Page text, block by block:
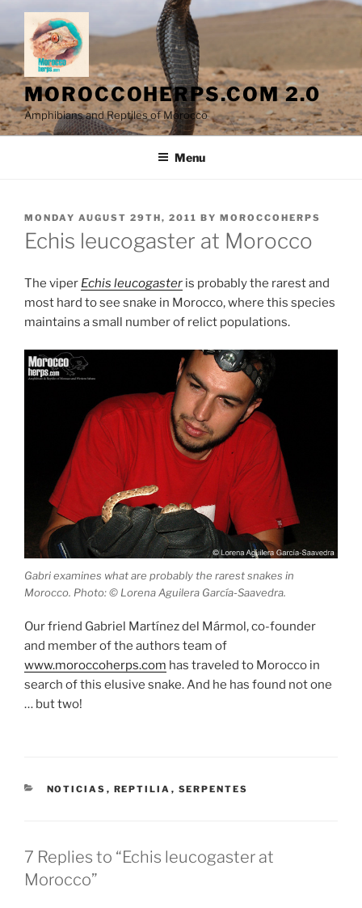
content
MOROCCOHERPS.COM 2.0
Amphibians and Reptiles of Morocco
Menu
POSTED
ON
MONDAY AUGUST 29TH, 2011 BY MOROCCOHERPS
Echis leucogaster at Morocco
The viper Echis leucogaster is probably the rarest and
most hard to see snake in Morocco, where this species
maintains a small number of relict populations.
Gabri examines what are probably the rarest snakes in
Morocco. Photo: © Lorena Aguilera García-Saavedra.
Our friend Gabriel Martínez del Mármol, co-founder
and member of the authors team of
www.moroccoherps.com has traveled to Morocco in
search of this elusive snake. And he has found not one
… but two!
CATEGORIES
NOTICIAS , REPTILIA , SERPENTES
7 Replies to “Echis leucogaster at
Morocco”